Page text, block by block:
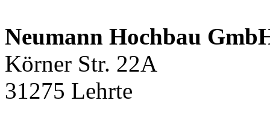
Neumann Hochbau
Körner Str. 22A
31275 Lehrte